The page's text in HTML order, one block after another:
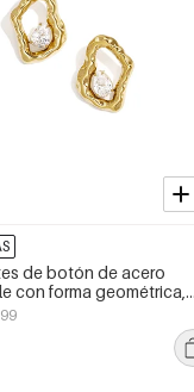
de botón de acero
con forma geométrica,
la serie Daily Simple,
mujer.